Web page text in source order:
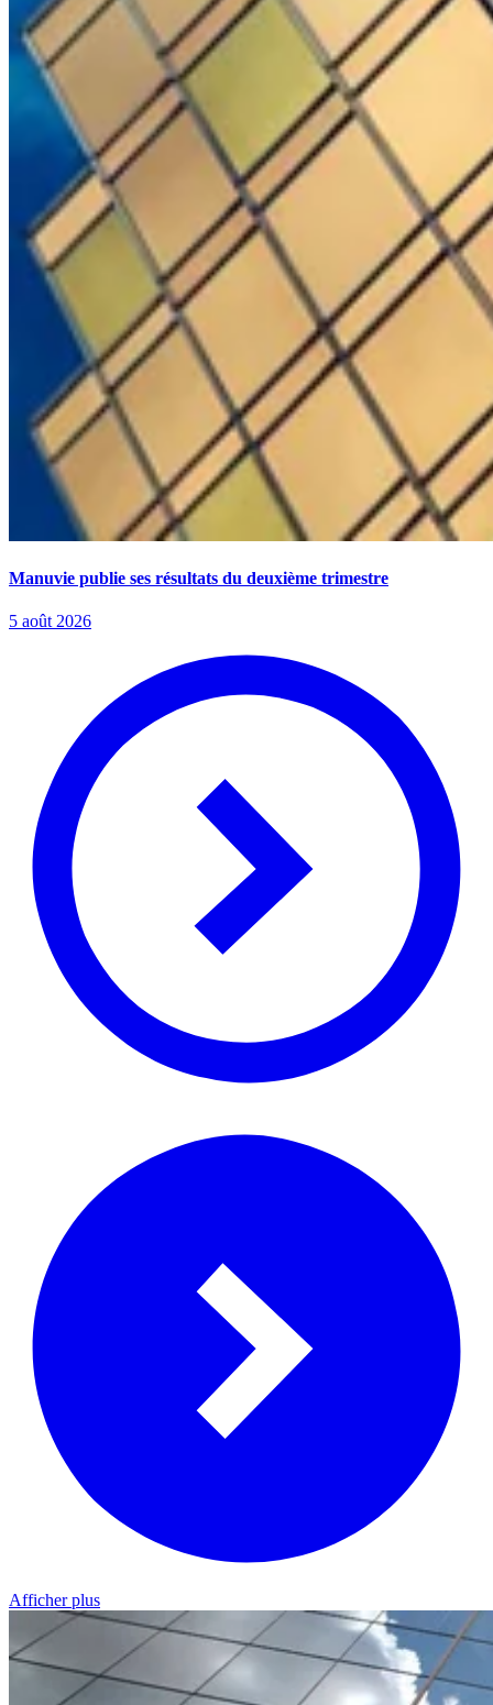
Manuvie publie ses résultats du deuxième trimestre
5 août 2026
Afficher plus